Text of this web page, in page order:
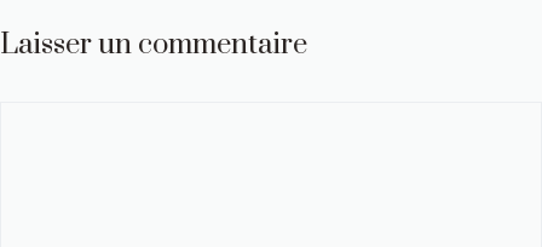
Laisser un commentaire